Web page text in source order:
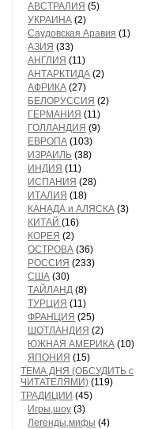
АВСТРАЛИЯ (5)
УКРАИНА (2)
Саудовская Аравия (1)
АЗИЯ (33)
АНГЛИЯ (11)
АНТАРКТИДА (2)
АФРИКА (27)
БЕЛОРУССИЯ (2)
ГЕРМАНИЯ (11)
ГОЛЛАНДИЯ (9)
ЕВРОПА (103)
ИЗРАИЛЬ (38)
ИНДИЯ (11)
ИСПАНИЯ (28)
ИТАЛИЯ (18)
КАНАДА и АЛЯСКА (3)
КИТАЙ (16)
КОРЕЯ (2)
ОСТРОВА (36)
РОССИЯ (233)
США (30)
ТАЙЛАНД (8)
ТУРЦИЯ (11)
ФРАНЦИЯ (25)
ШОТЛАНДИЯ (2)
ЮЖНАЯ АМЕРИКА (10)
ЯПОНИЯ (15)
ТЕМА ДНЯ (ОБСУДИТЬ с
ЧИТАТЕЛЯМИ) (119)
ТРАДИЦИИ (45)
Игры,шоу (3)
Легенды,мифы (4)